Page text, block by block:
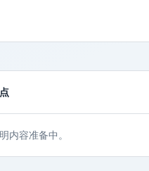
内容准备中。